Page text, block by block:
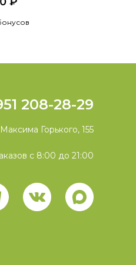
208-28-29
Горького, 155
с 8:00 до 21:00